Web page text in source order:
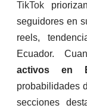
TikTok
seguidores en
reels,
Ecuador.
activos en
probabilidades
secciones